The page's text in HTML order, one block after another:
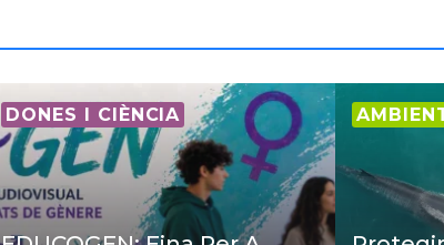
DONES I CIÈNCIA